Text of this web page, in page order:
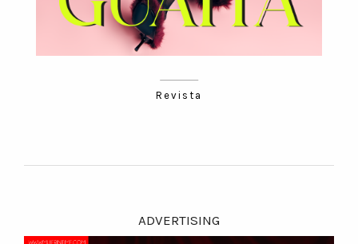
Revista
ADVERTISING